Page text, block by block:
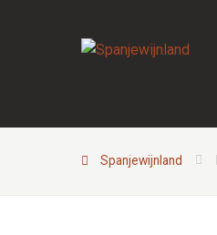
Spanjewijnland